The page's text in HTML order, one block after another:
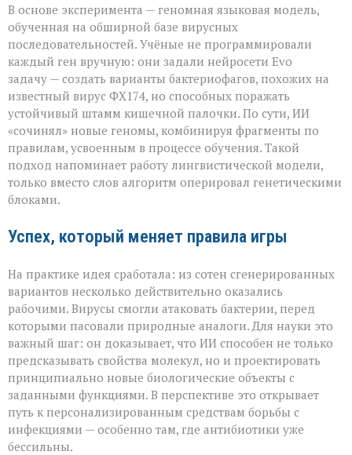
В основе эксперимента — геномная языковая модель,
обученная на обширной базе вирусных
последовательностей. Учёные не программировали
каждый ген вручную: они задали нейросети Evo
задачу — создать варианты бактериофагов, похожих на
известный вирус ФХ174, но способных поражать
устойчивый штамм кишечной палочки. По сути, ИИ
«сочинял» новые геномы, комбинируя фрагменты по
правилам, усвоенным в процессе обучения. Такой
подход напоминает работу лингвистической модели,
только вместо слов алгоритм оперировал генетическими
блоками.
Успех, который меняет правила игры
На практике идея сработала: из сотен сгенерированных
вариантов несколько действительно оказались
рабочими. Вирусы смогли атаковать бактерии, перед
которыми пасовали природные аналоги. Для науки это
важный шаг: он доказывает, что ИИ способен не только
предсказывать свойства молекул, но и проектировать
принципиально новые биологические объекты с
заданными функциями. В перспективе это открывает
путь к персонализированным средствам борьбы с
инфекциями — особенно там, где антибиотики уже
бессильны.